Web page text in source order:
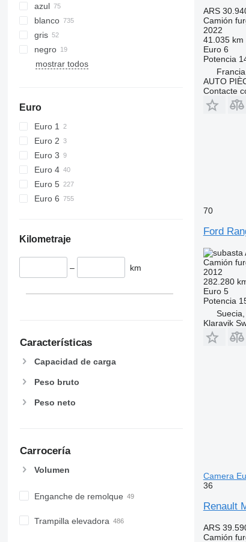
azul
blanco
gris
negro
mostrar todos
Euro
Euro 1
Euro 2
Euro 3
Euro 4
Euro 5
Euro 6
Kilometraje
– km
Características
Capacidad de carga
Peso bruto
Peso neto
Carrocería
Volumen
Enganche de remolque
Trampilla elevadora
ARS
Camión
2022
41.035 km
Euro 6
Potencia
AUTO
Contacte
70
Ford
Camión
2012
282.280
Euro 5
Potencia
Klaravik
Camera
36
Renault
ARS
Camión